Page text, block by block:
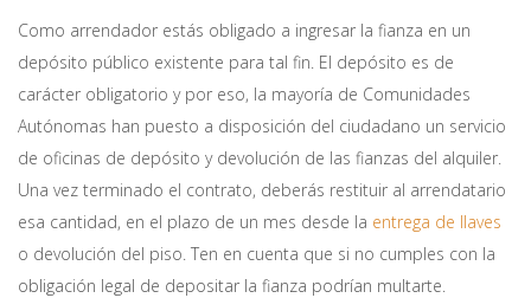
Como arrendador estás obligado a ingresar la fianza en un
depósito público existente para tal fin. El depósito es de
carácter obligatorio y por eso, la mayoría de Comunidades
Autónomas han puesto a disposición del ciudadano un servicio
de oficinas de depósito y devolución de las fianzas del alquiler.
Una vez terminado el contrato, deberás restituir al arrendatario
esa cantidad, en el plazo de un mes desde la entrega de llaves
o devolución del piso. Ten en cuenta que si no cumples con la
obligación legal de depositar la fianza podrían multarte.